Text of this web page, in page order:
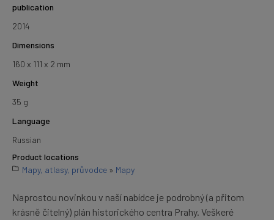
publication
2014
Dimensions
160 x 111 x 2 mm
Weight
35 g
Language
Russian
Product locations
Mapy, atlasy, průvodce » Mapy
Naprostou novinkou v naší nabídce je podrobný (a přitom
krásně čitelný) plán historického centra Prahy. Veškeré